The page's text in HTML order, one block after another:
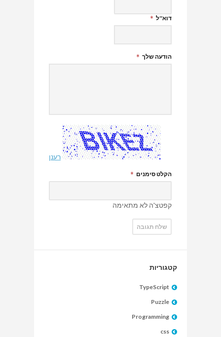
דוא''ל
הודעה שלך
רענן
הקלט סימנים
קפטצ'ה לא מתאימה
קטגוריות
TypeScript
Puzzle
Programming
css